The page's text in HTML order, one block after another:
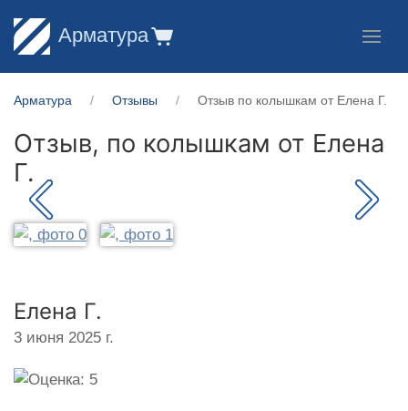
Арматура
Арматура Отзывы Отзыв по колышкам от Елена Г.
Отзыв, по колышкам от Елена
Г.
Елена Г.
3 июня 2025 г.